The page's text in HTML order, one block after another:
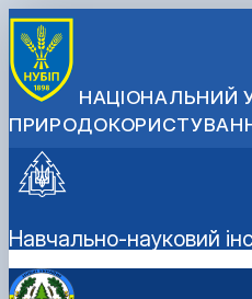
НАЦІОНАЛЬНИЙ
Навчально-науковий